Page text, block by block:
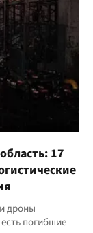
17
дроны
погибшие